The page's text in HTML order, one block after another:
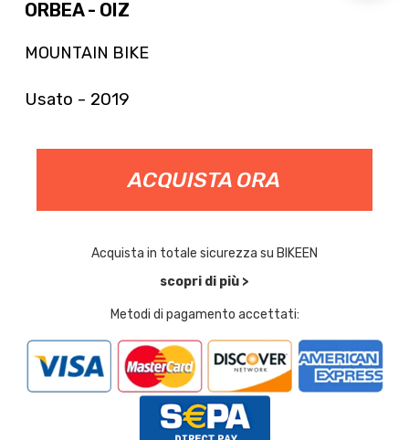
ORBEA - OIZ
MOUNTAIN BIKE
Usato - 2019
ACQUISTA ORA
Acquista in totale sicurezza su BIKEEN
scopri di più >
Metodi di pagamento accettati: